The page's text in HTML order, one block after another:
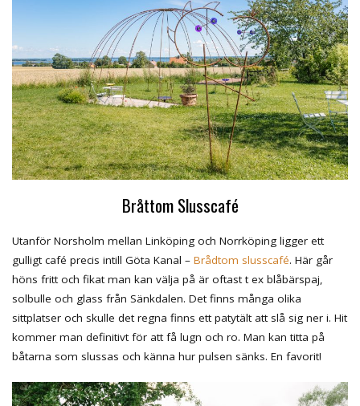
Bråttom Slusscafé
Utanför Norsholm mellan Linköping och Norrköping ligger ett
gulligt café precis intill Göta Kanal – Brådtom slusscafé. Här går
höns fritt och fikat man kan välja på är oftast t ex blåbärspaj,
solbulle och glass från Sänkdalen. Det finns många olika
sittplatser och skulle det regna finns ett patytält att slå sig ner i. Hit
kommer man definitivt för att få lugn och ro. Man kan titta på
båtarna som slussas och känna hur pulsen sänks. En favorit!